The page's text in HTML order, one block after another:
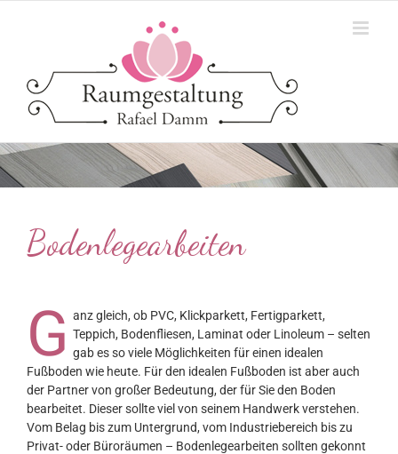
Bodenlegearbeiten
G anz gleich, ob PVC, Klickparkett, Fertigparkett,
Teppich, Bodenfliesen, Laminat oder Linoleum – selten
gab es so viele Möglichkeiten für einen idealen
Fußboden wie heute. Für den idealen Fußboden ist aber auch
der Partner von großer Bedeutung, der für Sie den Boden
bearbeitet. Dieser sollte viel von seinem Handwerk verstehen.
Vom Belag bis zum Untergrund, vom Industriebereich bis zu
Privat- oder Büroräumen – Bodenlegearbeiten sollten gekonnt